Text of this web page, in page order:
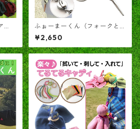
中
ふぉーまーくん（フォークと
ゴルフ場押しマークを一緒に
携帯出来る）
¥2,650